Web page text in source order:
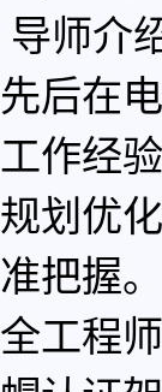
导师介
先后在
工作经
规划优
准把握
全工程